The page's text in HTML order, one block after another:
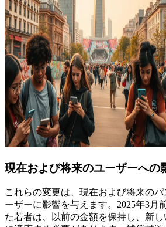
現在および将来のユーザーへの
これらの変更は、現在および将来の
ーザーに影響を与えます。2025年3月
た若者は、以前の金額を保持し、新